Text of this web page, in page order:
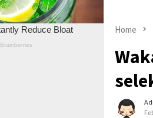
Home